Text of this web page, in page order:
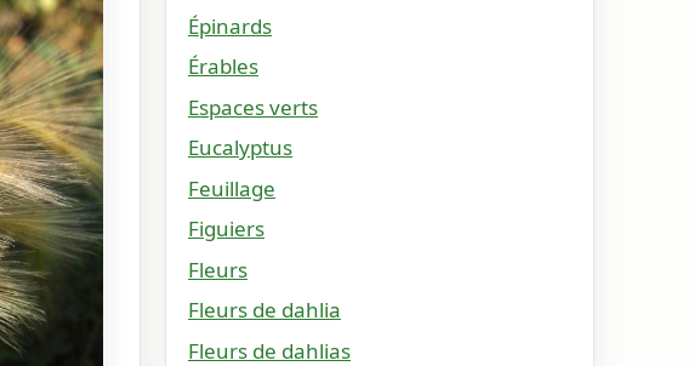
Épinards
Érables
Espaces verts
Eucalyptus
Feuillage
Figuiers
Fleurs
Fleurs de dahlia
Fleurs de dahlias